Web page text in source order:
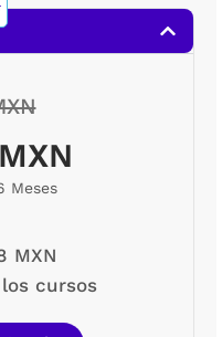
Meses
MXN
cursos